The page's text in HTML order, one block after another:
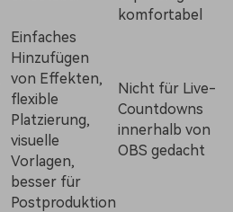
komfortabel
Einfaches
Hinzufügen
von Effekten,
flexible
Platzierung,
visuelle
Vorlagen,
besser für
Postproduktion
Nicht für Live-
Countdowns
innerhalb von
OBS gedacht